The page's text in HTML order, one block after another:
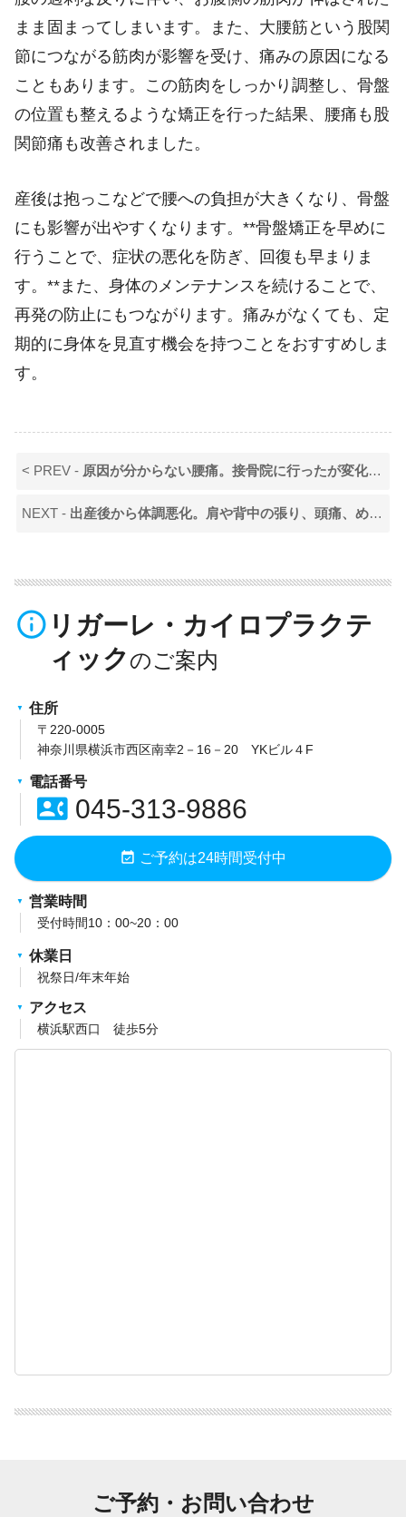
まま固まってしまいます。また、大腰筋という股関
節につながる筋肉が影響を受け、痛みの原因になる
こともあります。この筋肉をしっかり調整し、骨盤
の位置も整えるような矯正を行った結果、腰痛も股
関節痛も改善されました。
産後は抱っこなどで腰への負担が大きくなり、骨盤
にも影響が出やすくなります。**骨盤矯正を早めに
行うことで、症状の悪化を防ぎ、回復も早まりま
す。**また、身体のメンテナンスを続けることで、
再発の防止にもつながります。痛みがなくても、定
期的に身体を見直す機会を持つことをおすすめしま
す。
< PREV - 原因が分からない腰痛。接骨院に行ったが変化がなかった（３０代女性）
NEXT - 出産後から体調悪化。肩や背中の張り、頭痛、めまいなどが起こるようになった（30代女性）
info_outline リガーレ・カイロプラクテ
ィック
住所
〒220-0005
神奈川県横浜市西区南幸2－16－20 YKビル４F
電話番号
contact_phone045-313-9886
event_available ご予約は24時間受付中
営業時間
受付時間10：00~20：00
休業日
祝祭日/年末年始
アクセス
横浜駅西口 徒歩5分
ご予約・お問い合わせ